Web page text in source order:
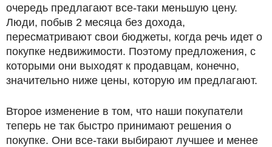
очередь предлагают все-таки меньшую цену.
Люди, побыв 2 месяца без дохода,
пересматривают свои бюджеты, когда речь идет о
покупке недвижимости. Поэтому предложения, с
которыми они выходят к продавцам, конечно,
значительно ниже цены, которую им предлагают.
Второе изменение в том, что наши покупатели
теперь не так быстро принимают решения о
покупке. Они все-таки выбирают лучшее и менее